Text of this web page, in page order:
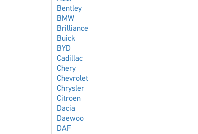
Bentley
BMW
Brilliance
Buick
BYD
Cadillac
Chery
Chevrolet
Chrysler
Citroen
Dacia
Daewoo
DAF